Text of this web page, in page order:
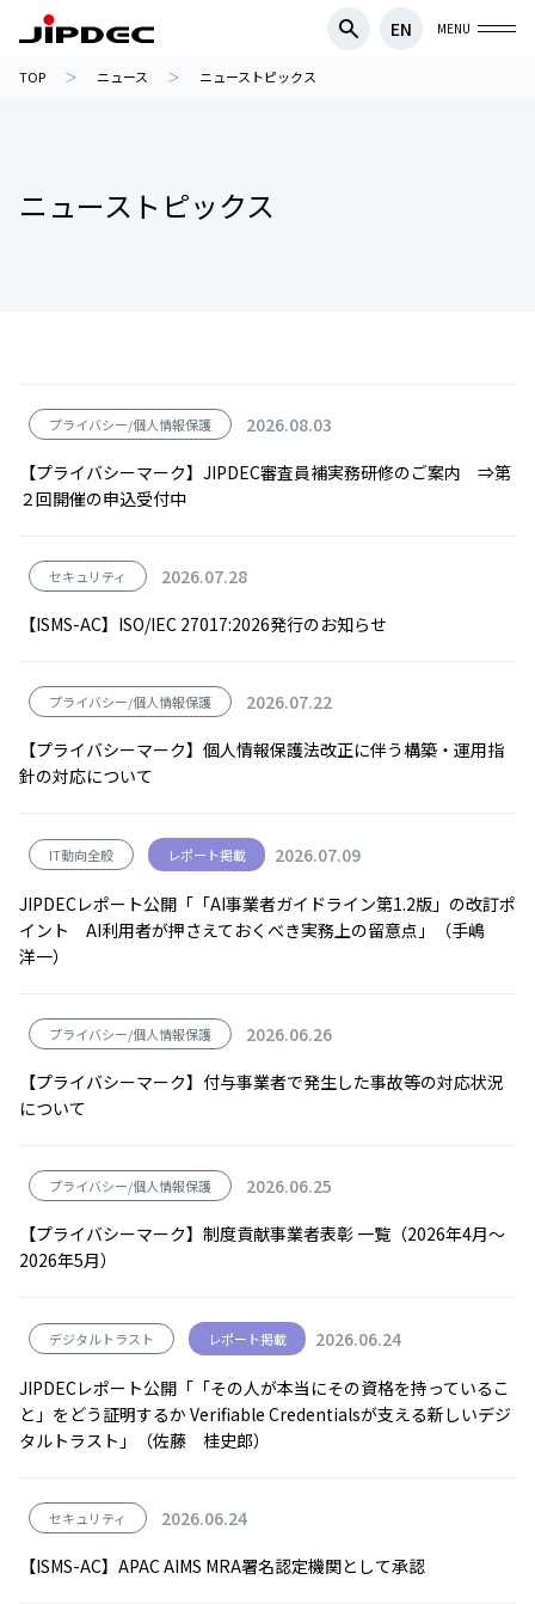
EN MENU
TOP ニュース ニューストピックス
ニューストピックス
プライバシー/個人情報保護
2026.08.03
【プライバシーマーク】JIPDEC審査員補実務研修のご案内 ⇒第
２回開催の申込受付中
セキュリティ
2026.07.28
【ISMS-AC】ISO/IEC 27017:2026発行のお知らせ
プライバシー/個人情報保護
2026.07.22
【プライバシーマーク】個人情報保護法改正に伴う構築・運用指
針の対応について
IT動向全般 レポート掲載 2026.07.09
JIPDECレポート公開「「AI事業者ガイドライン第1.2版」の改訂ポ
イント AI利用者が押さえておくべき実務上の留意点」（手嶋
洋一）
プライバシー/個人情報保護
2026.06.26
【プライバシーマーク】付与事業者で発生した事故等の対応状況
について
プライバシー/個人情報保護
2026.06.25
【プライバシーマーク】制度貢献事業者表彰 一覧（2026年4月～
2026年5月）
デジタルトラスト レポート掲載 2026.06.24
JIPDECレポート公開「「その人が本当にその資格を持っているこ
と」をどう証明するか Verifiable Credentialsが支える新しいデジ
タルトラスト」（佐藤 桂史郎）
セキュリティ
2026.06.24
【ISMS-AC】APAC AIMS MRA署名認定機関として承認